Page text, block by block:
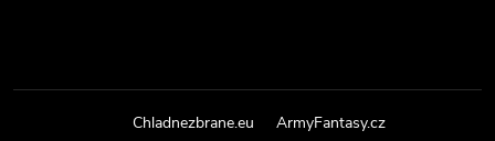
Chladnezbrane.eu ArmyFantasy.cz